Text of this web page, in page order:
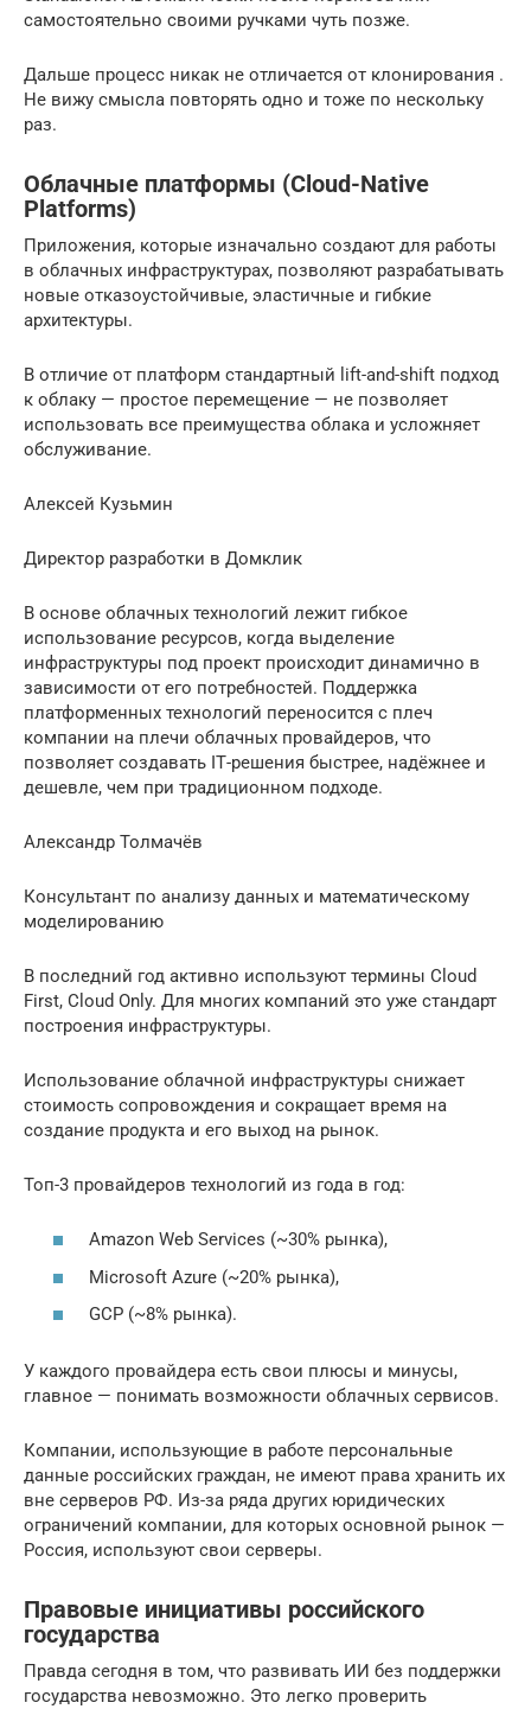
самостоятельно своими ручками чуть позже.
Дальше процесс никак не отличается от клонирования .
Не вижу смысла повторять одно и тоже по нескольку
раз.
Облачные платформы (Cloud-Native
Platforms)
Приложения, которые изначально создают для работы
в облачных инфраструктурах, позволяют разрабатывать
новые отказоустойчивые, эластичные и гибкие
архитектуры.
В отличие от платформ стандартный lift-and-shift подход
к облаку — простое перемещение — не позволяет
использовать все преимущества облака и усложняет
обслуживание.
Алексей Кузьмин
Директор разработки в Домклик
В основе облачных технологий лежит гибкое
использование ресурсов, когда выделение
инфраструктуры под проект происходит динамично в
зависимости от его потребностей. Поддержка
платформенных технологий переносится с плеч
компании на плечи облачных провайдеров, что
позволяет создавать IТ-решения быстрее, надёжнее и
дешевле, чем при традиционном подходе.
Александр Толмачёв
Консультант по анализу данных и математическому
моделированию
В последний год активно используют термины Cloud
First, Cloud Only. Для многих компаний это уже стандарт
построения инфраструктуры.
Использование облачной инфраструктуры снижает
стоимость сопровождения и сокращает время на
создание продукта и его выход на рынок.
Топ-3 провайдеров технологий из года в год:
Amazon Web Services (~30% рынка),
Microsoft Azure (~20% рынка),
GCP (~8% рынка).
У каждого провайдера есть свои плюсы и минусы,
главное — понимать возможности облачных сервисов.
Компании, использующие в работе персональные
данные российских граждан, не имеют права хранить их
вне серверов РФ. Из-за ряда других юридических
ограничений компании, для которых основной рынок —
Россия, используют свои серверы.
Правовые инициативы российского
государства
Правда сегодня в том, что развивать ИИ без поддержки
государства невозможно. Это легко проверить